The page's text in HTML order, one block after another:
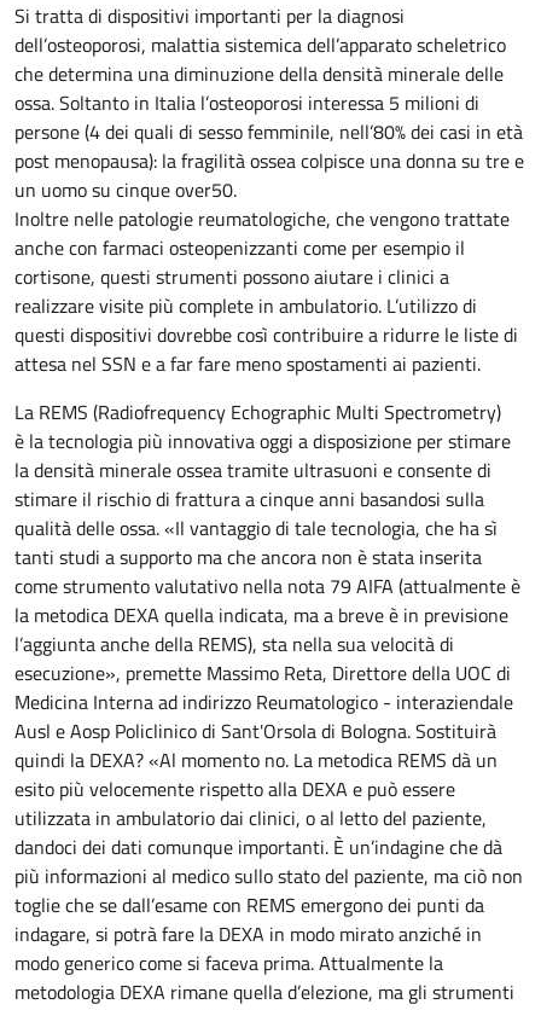
Si tratta di dispositivi importanti per la diagnosi
dell’osteoporosi, malattia sistemica dell’apparato scheletrico
che determina una diminuzione della densità minerale delle
ossa. Soltanto in Italia l’osteoporosi interessa 5 milioni di
persone (4 dei quali di sesso femminile, nell’80% dei casi in età
post menopausa): la fragilità ossea colpisce una donna su tre e
un uomo su cinque over50.
Inoltre nelle patologie reumatologiche, che vengono trattate
anche con farmaci osteopenizzanti come per esempio il
cortisone, questi strumenti possono aiutare i clinici a
realizzare visite più complete in ambulatorio. L’utilizzo di
questi dispositivi dovrebbe così contribuire a ridurre le liste di
attesa nel SSN e a far fare meno spostamenti ai pazienti.
La REMS (Radiofrequency Echographic Multi Spectrometry)
è la tecnologia più innovativa oggi a disposizione per stimare
la densità minerale ossea tramite ultrasuoni e consente di
stimare il rischio di frattura a cinque anni basandosi sulla
qualità delle ossa. «Il vantaggio di tale tecnologia, che ha sì
tanti studi a supporto ma che ancora non è stata inserita
come strumento valutativo nella nota 79 AIFA (attualmente è
la metodica DEXA quella indicata, ma a breve è in previsione
l’aggiunta anche della REMS), sta nella sua velocità di
esecuzione», premette Massimo Reta, Direttore della UOC di
Medicina Interna ad indirizzo Reumatologico - interaziendale
Ausl e Aosp Policlinico di Sant'Orsola di Bologna. Sostituirà
quindi la DEXA? «Al momento no. La metodica REMS dà un
esito più velocemente rispetto alla DEXA e può essere
utilizzata in ambulatorio dai clinici, o al letto del paziente,
dandoci dei dati comunque importanti. È un’indagine che dà
più informazioni al medico sullo stato del paziente, ma ciò non
toglie che se dall’esame con REMS emergono dei punti da
indagare, si potrà fare la DEXA in modo mirato anziché in
modo generico come si faceva prima. Attualmente la
metodologia DEXA rimane quella d’elezione, ma gli strumenti